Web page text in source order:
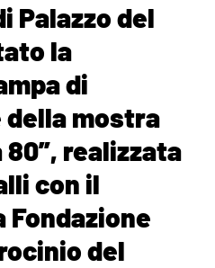
Palazzo del
la
di
mostra
realizzata
con il
del